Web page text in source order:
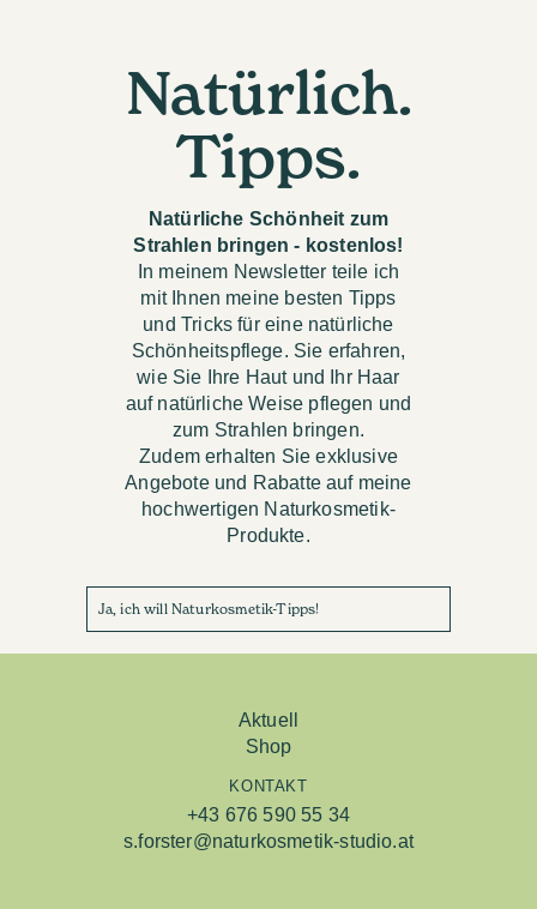
Natürlich.
Tipps.
Natürliche Schönheit zum
Strahlen bringen - kostenlos!
In meinem Newsletter teile ich
mit Ihnen meine besten Tipps
und Tricks für eine natürliche
Schönheitspflege. Sie erfahren,
wie Sie Ihre Haut und Ihr Haar
auf natürliche Weise pflegen und
zum Strahlen bringen.
Zudem erhalten Sie exklusive
Angebote und Rabatte auf meine
hochwertigen Naturkosmetik-
Produkte.
Ja, ich will Naturkosmetik-Tipps!
Aktuell
Shop
KONTAKT
+43 676 590 55 34
s.forster@naturkosmetik-studio.at